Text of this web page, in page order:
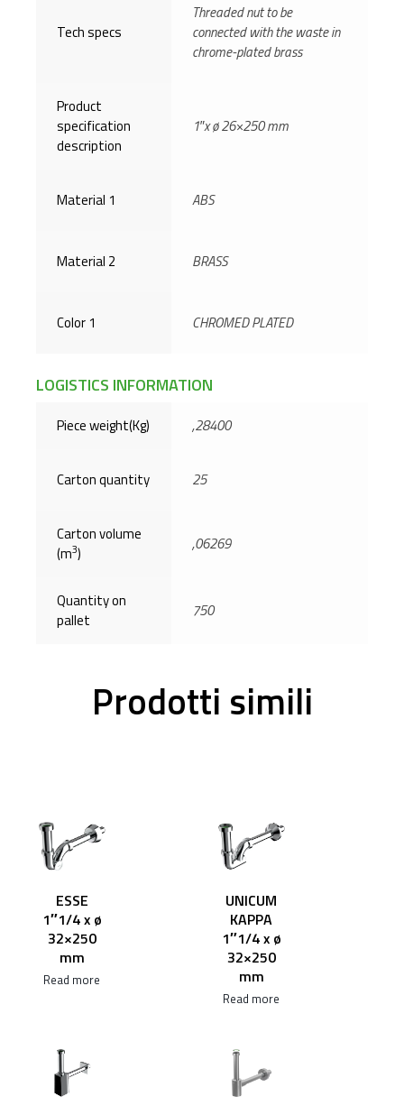
Tech specs
Threaded nut to be
connected with the waste in
chrome-plated brass
Product
specification
description
1″x ø 26×250 mm
Material 1 ABS
Material 2 BRASS
Color 1 CHROMED PLATED
LOGISTICS INFORMATION
Piece weight(Kg) ,28400
Carton quantity 25
Carton volume
(m3) ,06269
Quantity on
pallet
750
Prodotti simili
ESSE
1″1/4 x ø
32×250
mm
Read more
UNICUM
KAPPA
1″1/4 x ø
32×250
mm
Read more